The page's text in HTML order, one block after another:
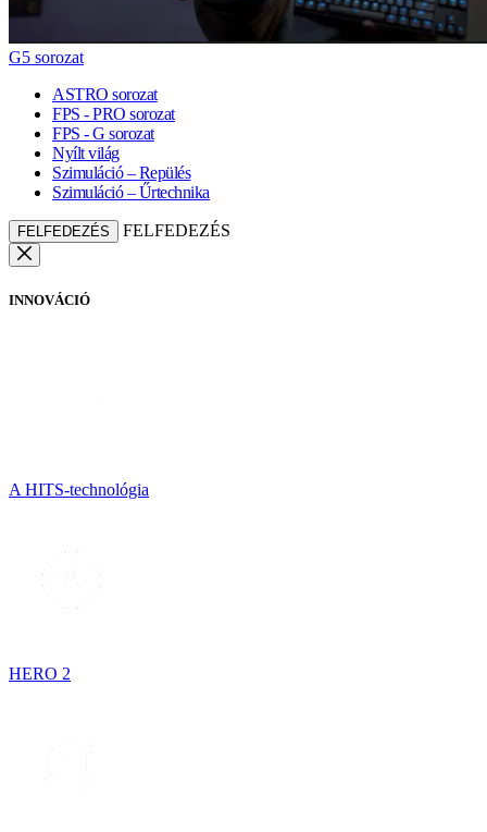
G5 sorozat
ASTRO sorozat
FPS - PRO sorozat
FPS - G sorozat
Nyílt világ
Szimuláció – Repülés
Szimuláció – Űrtechnika
FELFEDEZÉS FELFEDEZÉS
INNOVÁCIÓ
A HITS-technológia
HERO 2